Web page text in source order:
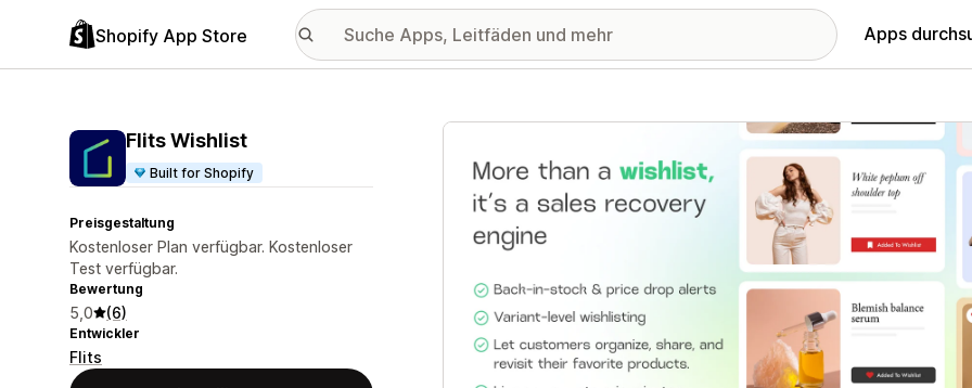
Shopify App Store Apps
Flits Wishlist
Built for Shopify
Preisgestaltung
Kostenloser Plan verfügbar. Kostenloser
Test verfügbar.
Bewertung
5,0 (6)
Entwickler
Flits
Vorgestellte Bildergalerie